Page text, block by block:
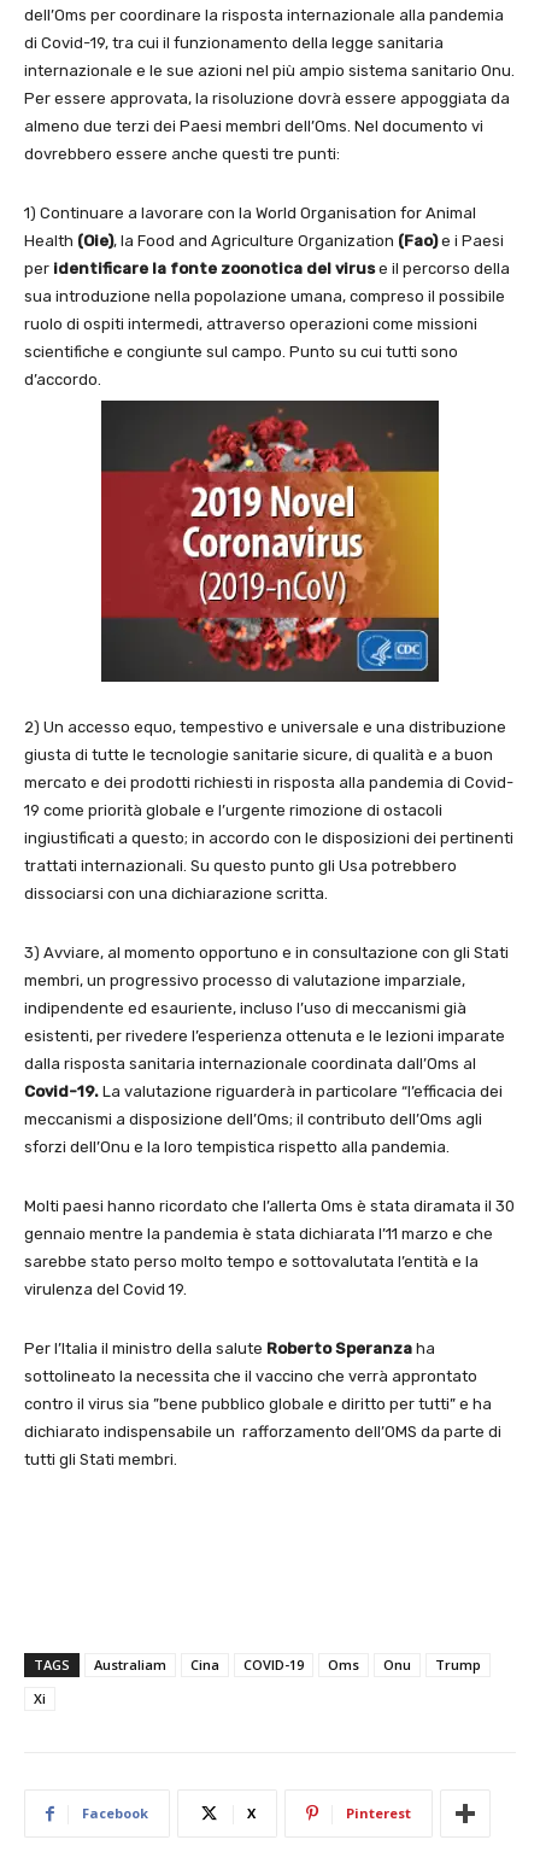
dell’Oms per coordinare la risposta internazionale alla pandemia
di Covid-19, tra cui il funzionamento della legge sanitaria
internazionale e le sue azioni nel più ampio sistema sanitario Onu.
Per essere approvata, la risoluzione dovrà essere appoggiata da
almeno due terzi dei Paesi membri dell’Oms. Nel documento vi
dovrebbero essere anche questi tre punti:
1) Continuare a lavorare con la World Organisation for Animal
Health (Oie), la Food and Agriculture Organization (Fao)e i Paesi
per identificare la fonte zoonotica del viruse il percorso della
sua introduzione nella popolazione umana, compreso il possibile
ruolo di ospiti intermedi, attraverso operazioni come missioni
scientifiche e congiunte sul campo. Punto su cui tutti sono
d’accordo.
2) Un accesso equo, tempestivo e universale e una distribuzione
giusta di tutte le tecnologie sanitarie sicure, di qualità e a buon
mercato e dei prodotti richiesti in risposta alla pandemia di Covid-
19 come priorità globale e l’urgente rimozione di ostacoli
ingiustificati a questo; in accordo con le disposizioni dei pertinenti
trattati internazionali. Su questo punto gli Usa potrebbero
dissociarsi con una dichiarazione scritta.
3) Avviare, al momento opportuno e in consultazione con gli Stati
membri, un progressivo processo di valutazione imparziale,
indipendente ed esauriente, incluso l’uso di meccanismi già
esistenti, per rivedere l’esperienza ottenuta e le lezioni imparate
dalla risposta sanitaria internazionale coordinata dall’Oms al
Covid-19. La valutazione riguarderà in particolare “l’efficacia dei
meccanismi a disposizione dell’Oms; il contributo dell’Oms agli
sforzi dell’Onu e la loro tempistica rispetto alla pandemia.
Molti paesi hanno ricordato che l’allerta Oms è stata diramata il 30
gennaio mentre la pandemia è stata dichiarata l’11 marzo e che
sarebbe stato perso molto tempo e sottovalutata l’entità e la
virulenza del Covid 19.
Per l’Italia il ministro della salute Roberto Speranza ha
sottolineato la necessita che il vaccino che verrà approntato
contro il virus sia ”bene pubblico globale e diritto per tutti” e ha
dichiarato indispensabile un rafforzamento dell’OMS da parte di
tutti gli Stati membri.
TAGS Australiam Cina COVID-19 Oms Onu
Trump
Xi
Facebook X Pinterest